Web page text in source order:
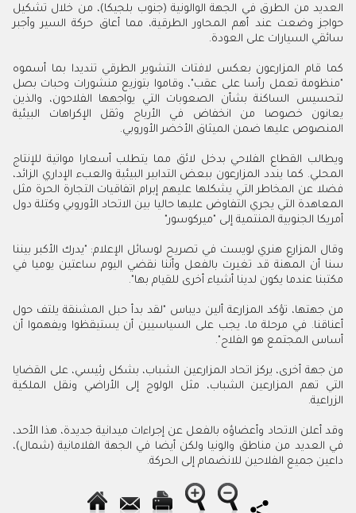
العديد من الطرق في الجهة الوالونية (جنوب بلجيكا)، من خلال تشكيل
حواجز وضعت عند أهم المحاور الطرقية، مما أعاق حركة السير وأجبر
سائقي السيارات على العودة.
كما قام المزارعون بعكس لافتات التشوير الطرقي تنديدا بما أسموه
"منظومة تعمل رأسا على عقب"، وقاموا بتوزيع منشورات وحبات بصل
لتحسيس الساكنة بشأن الصعوبات التي يواجهها الفلاحون، والذين
يعانون خصوصا من انخفاض في الأرباح وثقل الإكراهات البيئية
المنصوص عليها ضمن الميثاق الأخضر الأوروبي.
ويطالب القطاع الفلاحي بدخل لائق مما يتطلب أسعارا مواتية للإنتاج
المحلي. كما يندد المزارعون ببعض التدابير البيئية والعبء الإداري الزائد،
فضلا عن المخاطر التي يشكلها عليهم إبرام اتفاقيات التجارة الحرة مثل
المعاهدة التي يجري التفاوض عليها حاليا بين الاتحاد الأوروبي وكتلة دول
أمريكا الجنوبية المنتمية إلى "ميركوسور"
وقال المزارع هنري لويست في تصريح لوسائل الإعلام: "يدرك الأكبر بيننا
سنا أن المهنة قد تغيرت بالفعل وأننا نقضي اليوم ساعتين يوميا في
مكتبنا عندما يكون لدينا أشياء أخرى للقيام بها".
من جهتها، تؤكد المزارعة ألين ديباس "لقد بدأ حبل المشنقة يلتف حول
أعناقنا. في مرحلة ما، يجب على السياسيين أن يستيقظوا ويفهموا أن
أساس المجتمع هو الفلاح".
من جهة أخرى، يركز اتحاد المزارعين الشباب، بشكل رئيسي، على القضايا
التي تهم المزارعين الشباب، مثل الولوج إلى الأراضي ونقل الملكية
الزراعية.
وقد أعلن الاتحاد وأعضاؤه بالفعل عن إجراءات ميدانية جديدة، هذا الأحد،
في العديد من مناطق والونيا ولكن أيضا في الجهة الفلامانية (شمال)،
داعين جميع الفلاحين للانضمام إلى الحركة.